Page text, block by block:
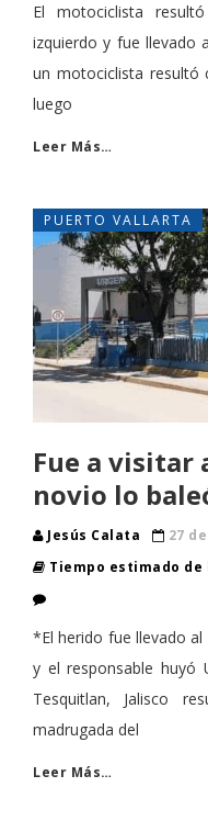
El motociclista
izquierdo y fue llevado
un motociclista resultó
luego
Leer Más…
PUERTO VALLARTA
Fue a visitar
novio lo
Jesús Calata
27
Tiempo estimado
*El herido fue llevado
y el responsable huyó
Tesquitlan, Jalisco
madrugada del
Leer Más…